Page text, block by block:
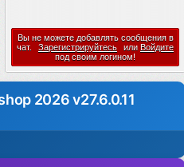
Вы не можете добавлять сообщения в
чат.
Зарегистрируйтесь или Войдите
под своим логином!
2026 v27.6.0.11